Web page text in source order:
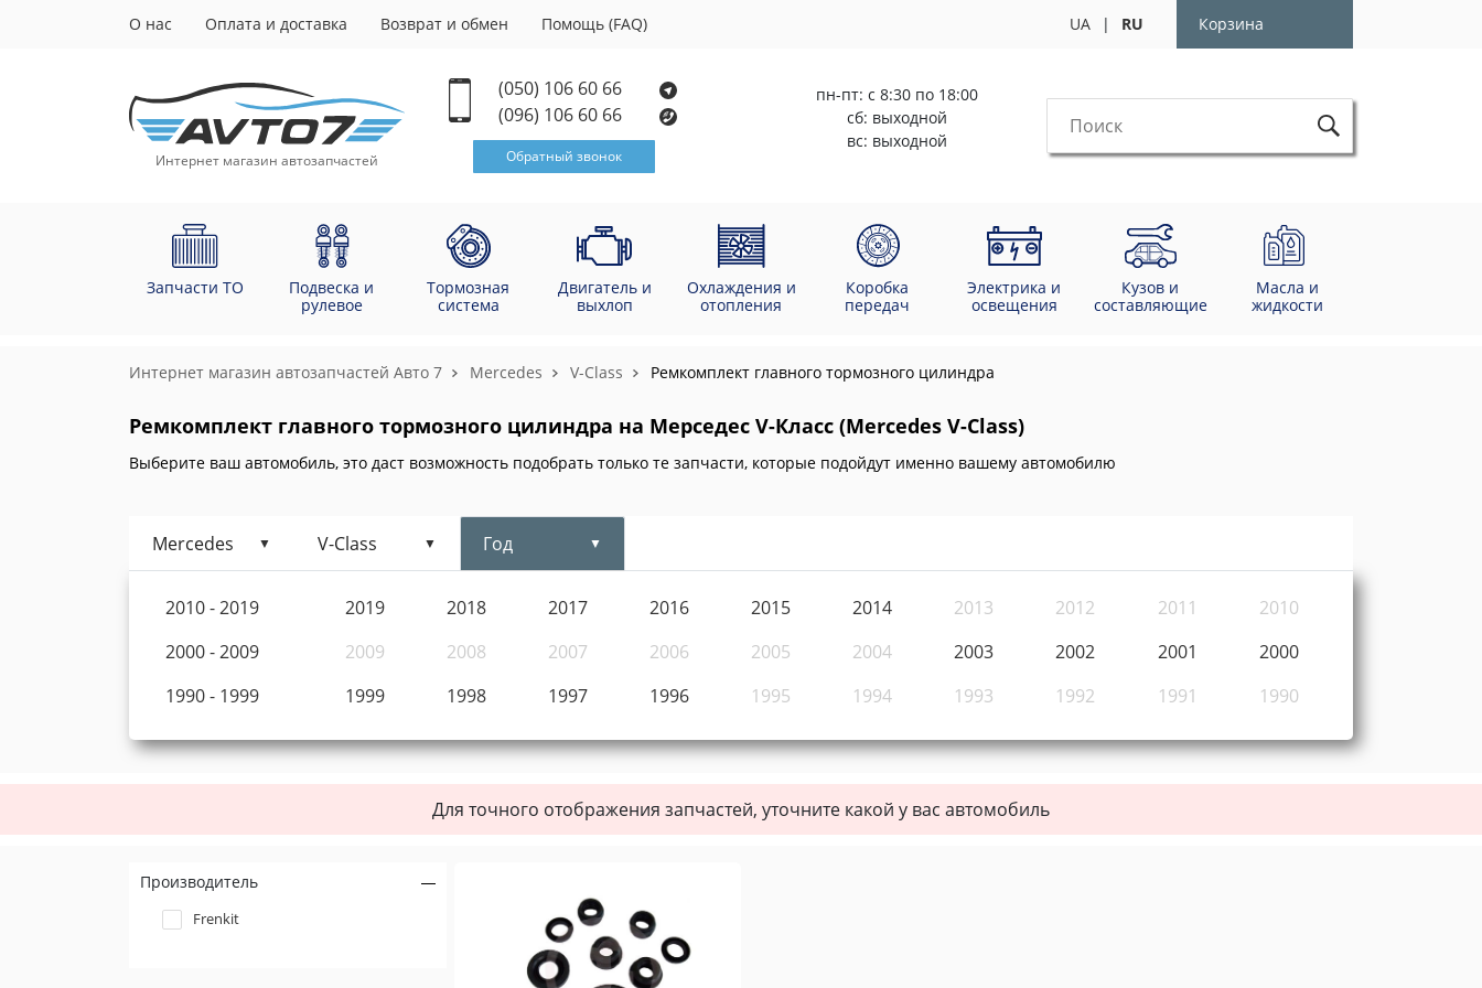
О нас Оплата и доставка Возврат и обмен Помощь (FAQ) UA | RU Корзина
Интернет магазин автозапчастей
(050) 106 60 66
(096) 106 60 66
Обратный звонок
пн-пт: с 8:30 по 18:00
сб: выходной
вс: выходной
Запчасти ТО
Подвеска и
рулевое
Тормозная
система
Двигатель и
выхлоп
Охлаждения и
отопления
Коробка
передач
Электрика и
освещения
Кузов и
составляющие
Масла и
жидкости
Интернет магазин автозапчастей Авто 7 Mercedes V-Class Ремкомплект главного тормозного цилиндра
Ремкомплект главного тормозного цилиндра на Мерседес V-Класс (Mercedes V-Class)
Выберите ваш автомобиль, это даст возможность подобрать только те запчасти, которые подойдут именно вашему автомобилю
Mercedes V-Class Год
2010 - 2019 2019 2018 2017 2016 2015 2014 2013 2012 2011
2010
2000 - 2009
2009 2008 2007 2006 2005 2004 2003 2002 2001
2000
1990 - 1999
1999 1998 1997 1996 1995 1994 1993 1992 1991 1990
Для точного отображения запчастей, уточните какой у вас автомобиль
Производитель
Frenkit